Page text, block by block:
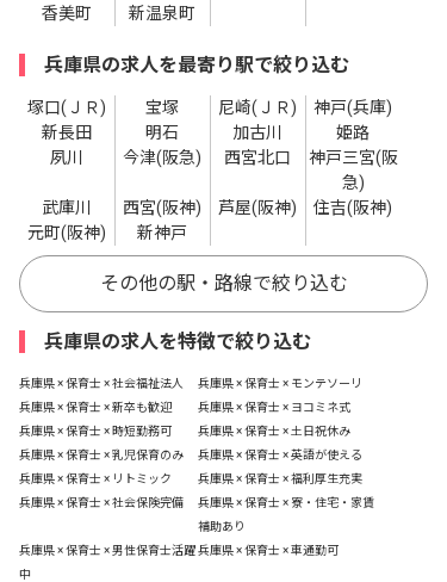
香美町
新温泉町
兵庫県の求人を最寄り駅で絞り込む
塚口(ＪＲ) 宝塚 尼崎(ＪＲ)
神戸(兵庫)
新長田
明石 加古川
姫路
夙川
今津(阪急) 西宮北口
神戸三宮(阪
急)
武庫川
西宮(阪神) 芦屋(阪神)
住吉(阪神)
元町(阪神)
新神戸
その他の駅・路線で絞り込む
兵庫県の求人を特徴で絞り込む
兵庫県 × 保育士 × 社会福祉法人
兵庫県 × 保育士 × モンテソーリ
兵庫県 × 保育士 × 新卒も歓迎
兵庫県 × 保育士 × ヨコミネ式
兵庫県 × 保育士 × 時短勤務可
兵庫県 × 保育士 × 土日祝休み
兵庫県 × 保育士 × 乳児保育のみ
兵庫県 × 保育士 × 英語が使える
兵庫県 × 保育士 × リトミック
兵庫県 × 保育士 × 福利厚生充実
兵庫県 × 保育士 × 社会保険完備
兵庫県 × 保育士 × 寮・住宅・家賃
補助あり
兵庫県 × 保育士 × 男性保育士活躍
中
兵庫県 × 保育士 × 車通勤可